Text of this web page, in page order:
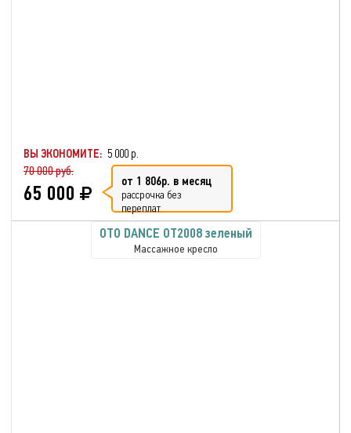
ВЫ ЭКОНОМИТЕ: 5 000 р.
70 000 руб.
65 000 от 1 806р. в месяц
рассрочка без
переплат
OTO DANCE OT2008 зеленый
Массажное кресло